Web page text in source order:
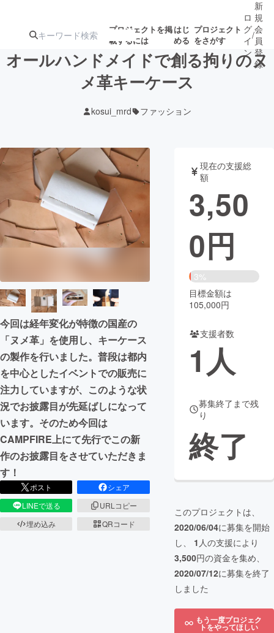
プロジェクトを掲
載するには
はじ
める
プロジェクト
をさがす
ジェクト
ロジェクト
アート・写真 音楽
テクノロジー・ガジェット ゲーム・サ
映像・映画 書籍・雑誌
ビジネス・起業 チャレンジ
まちづくり・地域活性化
CAMPFIRE for Social Good
CAMPFIRE Creation
CAMPFIREふるさと納税machi-ya コミュニティ
ロ
グ
イ
ン
/
新
規
会
員
登
録
オールハンドメイドで創る拘りのヌ
メ革キーケース
kosui_mrd ファッション
今回は経年変化が特徴の国産の
「ヌメ革」を使用し、キーケース
の製作を行いました。普段は都内
を中心としたイベントでの販売に
注力していますが、このような状
況でお披露目が先延ばしになって
います。そのため今回は
CAMPFIRE上にて先行でこの新
作のお披露目をさせていただきま
す！
ポスト
シェア
LINEで送る
URLコピー
埋め込み
QRコード
現在の支援総
額
3,50
0円
3%
目標金額は
105,000円
支援者数
1人
募集終了まで残
り
終了
このプロジェクトは、
2020/06/04に募集を開始
し、 1 人の支援により
3,500円の資金を集め、
2020/07/12に募集を終了
しました
もう一度プロジェク
トをやってほしい